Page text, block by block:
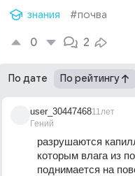
знания #почва
0 2
По дате По рейтингу
user_30447468
Гений
11лет
разрушаются
которым влага из
поднимается на